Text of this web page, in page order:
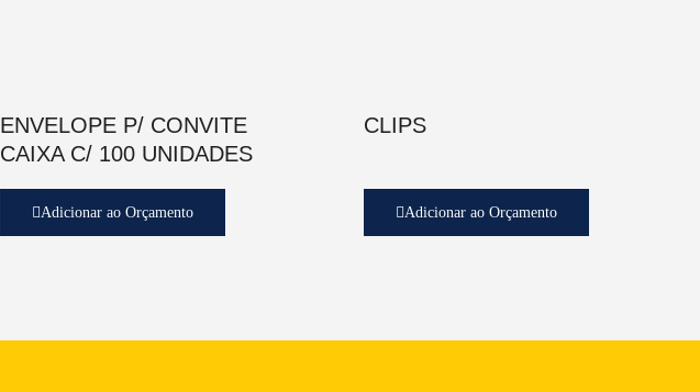
ENVELOPE P/ CONVITE
CAIXA C/ 100 UNIDADES
Adicionar ao Orçamento
CLIPS
Adicionar ao Orçamento